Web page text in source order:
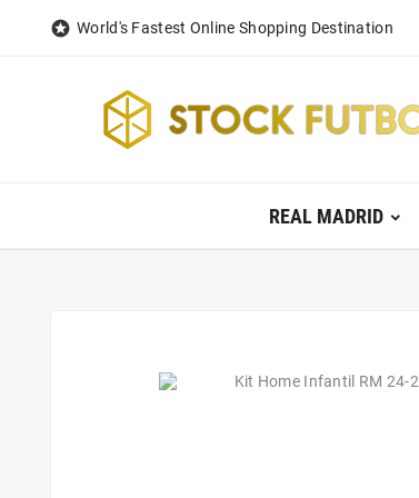
 World's Fastest Online Shopping Destination
REAL MADRID